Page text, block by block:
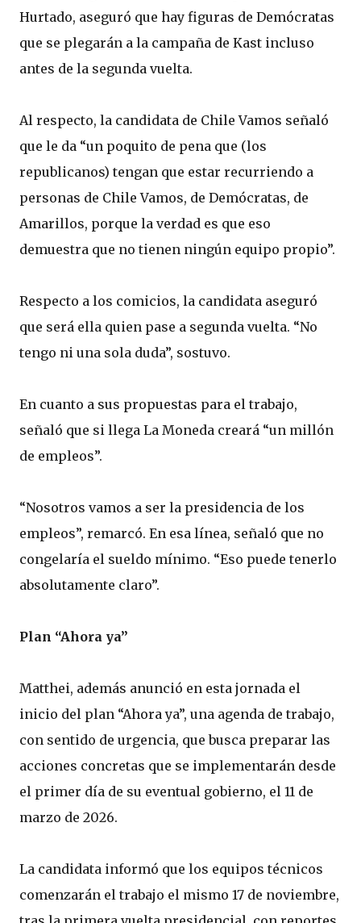
Hurtado, aseguró que hay figuras de Demócratas
que se plegarán a la campaña de Kast incluso
antes de la segunda vuelta.
Al respecto, la candidata de Chile Vamos señaló
que le da “un poquito de pena que (los
republicanos) tengan que estar recurriendo a
personas de Chile Vamos, de Demócratas, de
Amarillos, porque la verdad es que eso
demuestra que no tienen ningún equipo propio”.
Respecto a los comicios, la candidata aseguró
que será ella quien pase a segunda vuelta. “No
tengo ni una sola duda”, sostuvo.
En cuanto a sus propuestas para el trabajo,
señaló que si llega La Moneda creará “un millón
de empleos”.
“Nosotros vamos a ser la presidencia de los
empleos”, remarcó. En esa línea, señaló que no
congelaría el sueldo mínimo. “Eso puede tenerlo
absolutamente claro”.
Plan “Ahora ya”
Matthei, además anunció en esta jornada el
inicio del plan “Ahora ya”, una agenda de trabajo,
con sentido de urgencia, que busca preparar las
acciones concretas que se implementarán desde
el primer día de su eventual gobierno, el 11 de
marzo de 2026.
La candidata informó que los equipos técnicos
comenzarán el trabajo el mismo 17 de noviembre,